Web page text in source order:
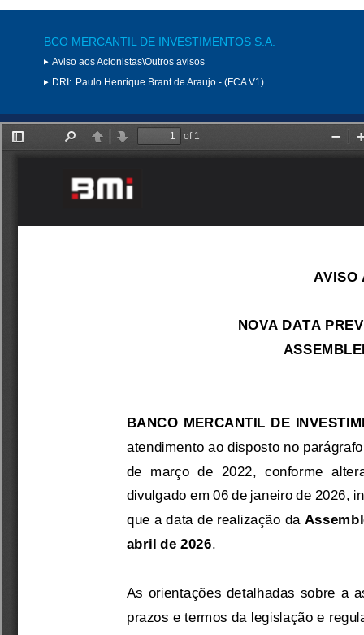
BCO MERCANTIL DE INVESTIMENTOS S.A.
Aviso aos Acionistas\Outros avisos
DRI: Paulo Henrique Brant de Araujo - (FCA V1)